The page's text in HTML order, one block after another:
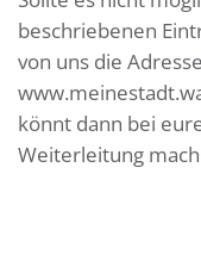
beschriebenen
von uns die Adresse
könnt dann bei
Weiterleitung